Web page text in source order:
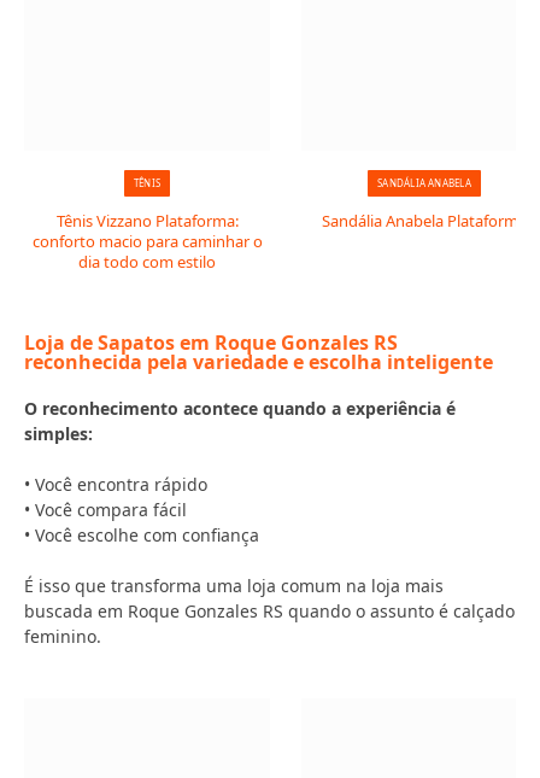
TÊNIS
Tênis Vizzano Plataforma:
conforto macio para caminhar o
dia todo com estilo
SANDÁLIA ANABELA
Sandália Anabela Plataforma
Loja de Sapatos em Roque Gonzales RS
reconhecida pela variedade e escolha inteligente
O reconhecimento acontece quando a experiência é
simples:
• Você encontra rápido
• Você compara fácil
• Você escolhe com confiança
É isso que transforma uma loja comum na loja mais
buscada em Roque Gonzales RS quando o assunto é calçado
feminino.